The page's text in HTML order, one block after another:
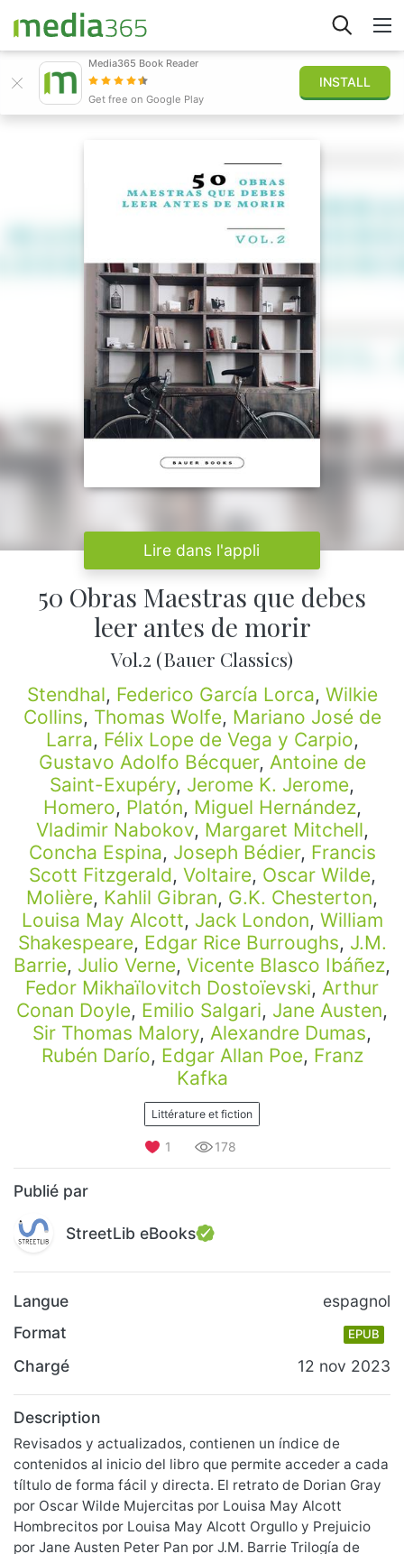
Publier
Media365 Book Reader
Get free on Google Play
INSTALL
Lire dans l'appli
50 Obras Maestras que debes
leer antes de morir
Vol.2 (Bauer Classics)
Stendhal, Federico García Lorca, Wilkie
Collins, Thomas Wolfe, Mariano José de
Larra, Félix Lope de Vega y Carpio,
Gustavo Adolfo Bécquer, Antoine de
Saint-Exupéry, Jerome K. Jerome,
Homero, Platón, Miguel Hernández,
Vladimir Nabokov, Margaret Mitchell,
Concha Espina, Joseph Bédier, Francis
Scott Fitzgerald, Voltaire, Oscar Wilde,
Molière, Kahlil Gibran, G.K. Chesterton,
Louisa May Alcott, Jack London, William
Shakespeare, Edgar Rice Burroughs, J.M.
Barrie, Julio Verne, Vicente Blasco Ibáñez,
Fedor Mikhaïlovitch Dostoïevski, Arthur
Conan Doyle, Emilio Salgari, Jane Austen,
Sir Thomas Malory, Alexandre Dumas,
Rubén Darío, Edgar Allan Poe, Franz
Kafka
Littérature et fiction
1 178
Publié par
StreetLib eBooks
Langue
espagnol
Format
EPUB
Chargé 12 nov 2023
Description
Revisados y actualizados, contienen un índice de
contenidos al inicio del libro que permite acceder a cada
tíltulo de forma fácil y directa. El retrato de Dorian Gray
por Oscar Wilde Mujercitas por Louisa May Alcott
Hombrecitos por Louisa May Alcott Orgullo y Prejuicio
por Jane Austen Peter Pan por J.M. Barrie Trilogía de